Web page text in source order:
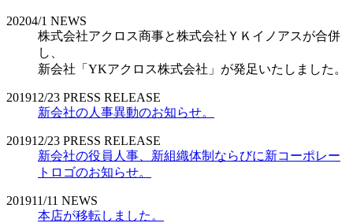
20204/1 NEWS
株式会社アクロス商事と株式会社ＹＫイノアスが合併
し、
新会社「YKアクロス株式会社」が発足いたしました。
201912/23 PRESS RELEASE
新会社の人事異動のお知らせ。
201912/23 PRESS RELEASE
新会社の役員人事、新組織体制ならびに新コーポレー
トロゴのお知らせ。
201911/11 NEWS
本店が移転しました。